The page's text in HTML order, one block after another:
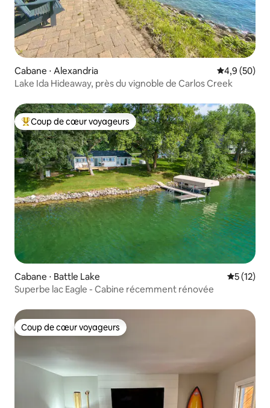
Cabane ⋅ Alexandria Évaluation
4,9 (50)
Lake Ida Hideaway, près du vignoble de Carlos Creek
Coups de cœur voyageurs les plus appréciés
Coup de cœur voyageurs
Cabane ⋅ Battle Lake
5 (12)
Superbe lac Eagle - Cabine récemment rénovée
Coup de cœur voyageurs
Coup de cœur voyageurs